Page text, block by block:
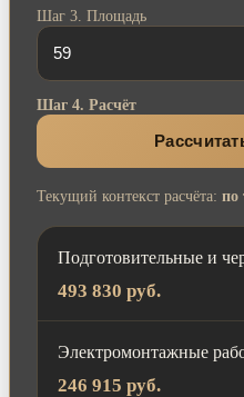
Шаг 3. Площадь
Шаг 4. Расчёт
Текущий контекст расчёта: по
Подготовительные и
493 830 руб.
Электромонтажные
246 915 руб.